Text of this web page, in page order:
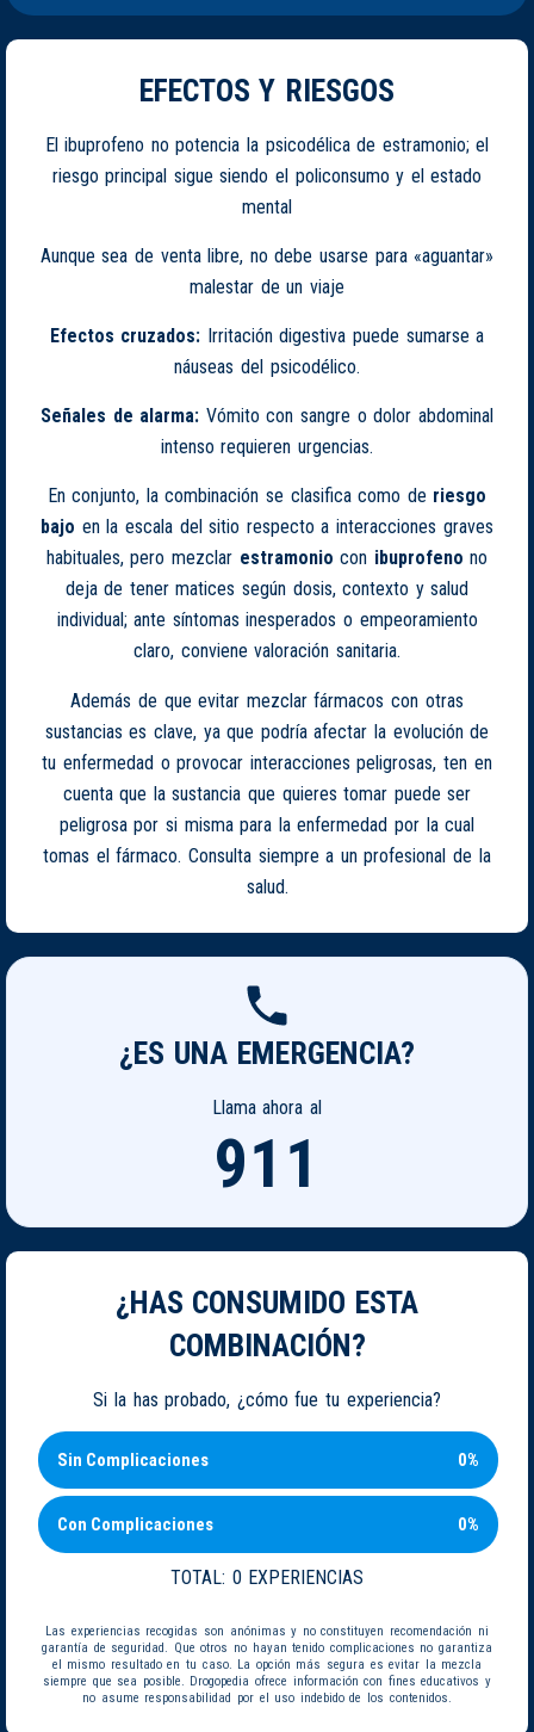
EFECTOS Y RIESGOS
El ibuprofeno no potencia la psicodélica de estramonio; el
riesgo principal sigue siendo el policonsumo y el estado
mental
Aunque sea de venta libre, no debe usarse para «aguantar»
malestar de un viaje
Efectos cruzados: Irritación digestiva puede sumarse a
náuseas del psicodélico.
Señales de alarma: Vómito con sangre o dolor abdominal
intenso requieren urgencias.
En conjunto, la combinación se clasifica como de riesgo
bajo en la escala del sitio respecto a interacciones graves
habituales, pero mezclar estramonio con ibuprofeno no
deja de tener matices según dosis, contexto y salud
individual; ante síntomas inesperados o empeoramiento
claro, conviene valoración sanitaria.
Además de que evitar mezclar fármacos con otras
sustancias es clave, ya que podría afectar la evolución de
tu enfermedad o provocar interacciones peligrosas, ten en
cuenta que la sustancia que quieres tomar puede ser
peligrosa por si misma para la enfermedad por la cual
tomas el fármaco. Consulta siempre a un profesional de la
salud.
¿ES UNA EMERGENCIA?
Llama ahora al
911
¿HAS CONSUMIDO ESTA
COMBINACIÓN?
Si la has probado, ¿cómo fue tu experiencia?
Sin Complicaciones 0%
Con Complicaciones 0%
TOTAL: 0 EXPERIENCIAS
Las experiencias recogidas son anónimas y no constituyen recomendación ni
garantía de seguridad. Que otros no hayan tenido complicaciones no garantiza
el mismo resultado en tu caso. La opción más segura es evitar la mezcla
siempre que sea posible. Drogopedia ofrece información con fines educativos y
no asume responsabilidad por el uso indebido de los contenidos.